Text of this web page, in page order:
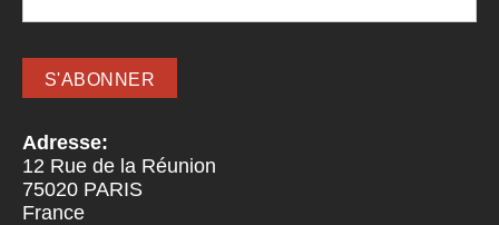
Adresse:
12 Rue de la Réunion
75020 PARIS
France